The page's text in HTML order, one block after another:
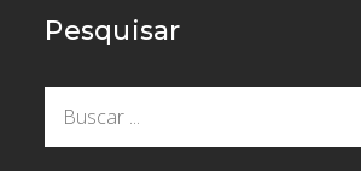
Pesquisar
Buscar